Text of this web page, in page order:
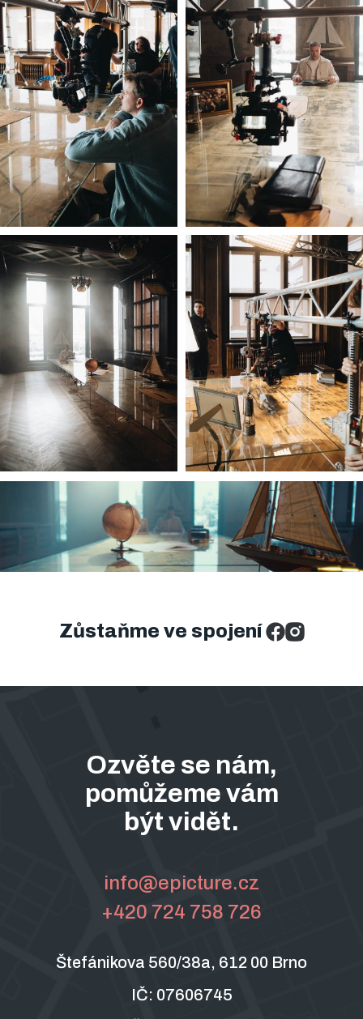
Zůstaňme ve spojení
Ozvěte se nám,
pomůžeme vám
být vidět.
info@epicture.cz
+420 724 758 726
Štefánikova 560/38a, 612 00 Brno
IČ: 07606745